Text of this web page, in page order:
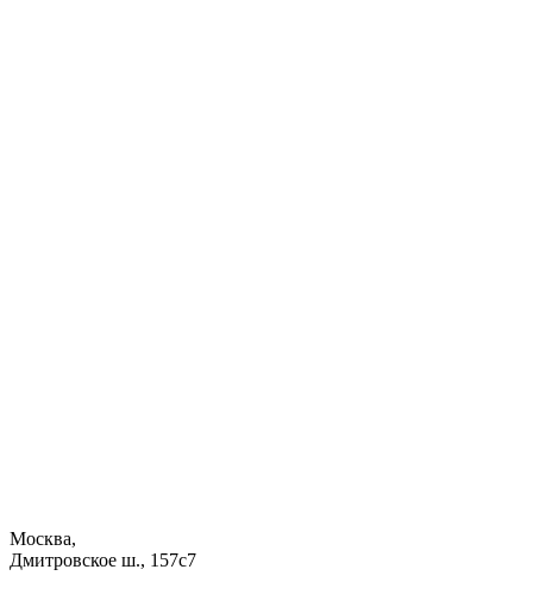
Москва,
Дмитровское ш., 157с7